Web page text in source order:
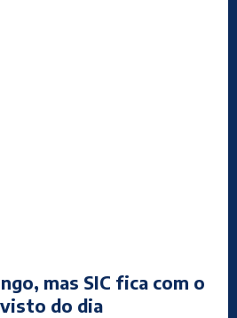
mas SIC fica com o
do dia